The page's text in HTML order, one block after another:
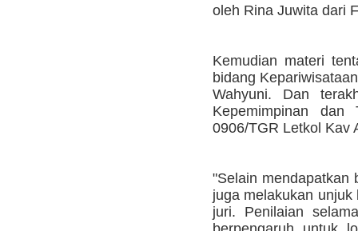
oleh Rina Juwita dari
Kemudian materi
bidang
Wahyuni. Dan
Kepemimpinan dan
0906/TGR Letkol Kav
"Selain mendapatkan
juga melakukan
juri. Penilaian